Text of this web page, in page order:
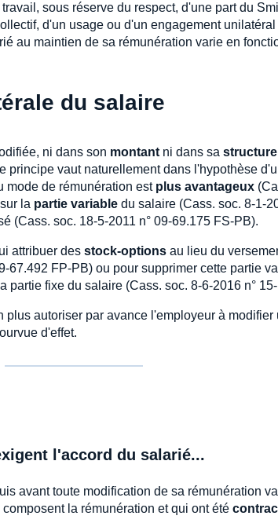
sous réserve du respect, d'une part du
d'un usage ou d'un engagement
au maintien de sa rémunération varie en
du salaire
ni dans son montant ni dans sa structure
principe vaut naturellement dans l'hypothèse
mode de rémunération est plus avantageux
la partie variable du salaire (Cass. soc. 8-1-
(Cass. soc. 18-5-2011 n° 09-69.175 FS-PB).
attribuer des stock-options au lieu du
67.492 FP-PB) ou pour supprimer cette partie
fixe du salaire (Cass. soc. 8-6-2016 n°
plus autoriser par avance l'employeur à modifier
d'effet.
l'accord du salarié...
avant toute modification de sa rémunération
composent la rémunération et qui ont été